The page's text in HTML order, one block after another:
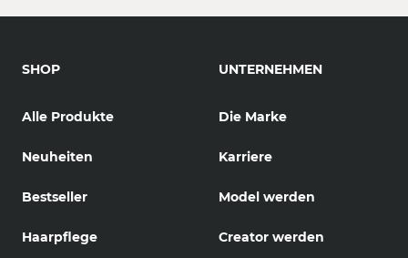
SHOP
Alle Produkte
Neuheiten
Bestseller
Haarpflege
UNTERNEHMEN
Die Marke
Karriere
Model werden
Creator werden